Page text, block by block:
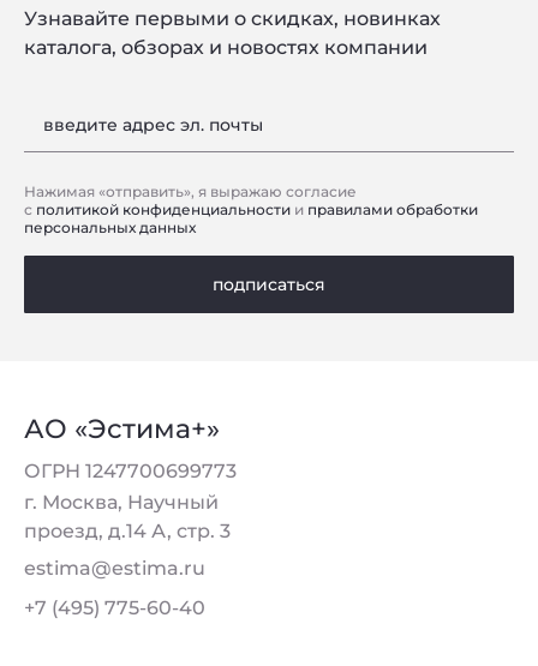
Узнавайте первыми о скидках, новинках
каталога, обзорах и новостях компании
введите адрес эл. почты
Нажимая «отправить», я выражаю согласие
с политикой конфиденциальности и правилами обработки
персональных данных
подписаться
АО «Эстима+»
ОГРН 1247700699773
г. Москва, Научный
проезд, д.14 А, стр. 3
estima@estima.ru
+7 (495) 775-60-40